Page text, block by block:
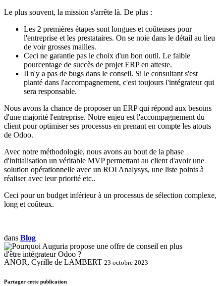
Le plus souvent, la mission s'arrête là. De plus :
Les 2 premières étapes sont longues et coûteuses pour
l'entreprise et les prestataires. On se noie dans le détail au lieu
de voir grosses mailles.
Ceci ne garantie pas le choix d'un bon outil. Le faible
pourcentage de succès de projet ERP en atteste.
Il n'y a pas de bugs dans le conseil. Si le consultant s'est
planté dans l'accompagnement, c'est toujours l'intégrateur qui
sera responsable.
Nous avons la chance de proposer un ERP qui répond aux besoins
d'une majorité l'entreprise. Notre enjeu est l'accompagnement du
client pour optimiser ses processus en prenant en compte les atouts
de Odoo.
Avec notre méthodologie, nous avons au bout de la phase
d'initialisation un véritable MVP permettant au client d'avoir une
solution opérationnelle avec un ROI Analysys, une liste points à
réaliser avec leur priorité etc..
Ceci pour un budget inférieur à un processus de sélection complexe,
long et coûteux.
dans Blog
ANOR, Cyrille de LAMBERT 23 octobre 2023
Partager cette publication